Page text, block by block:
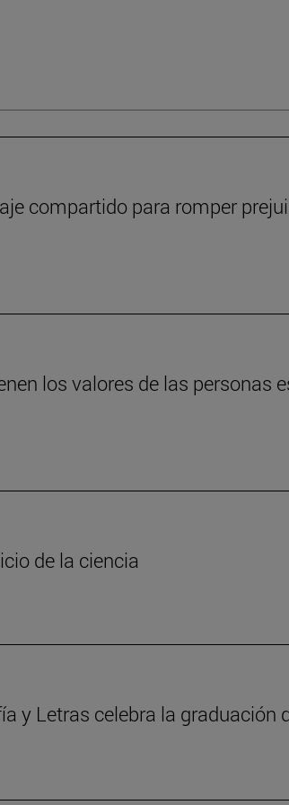
compartido para romper
los valores de las personas
de la ciencia
y Letras celebra la graduación